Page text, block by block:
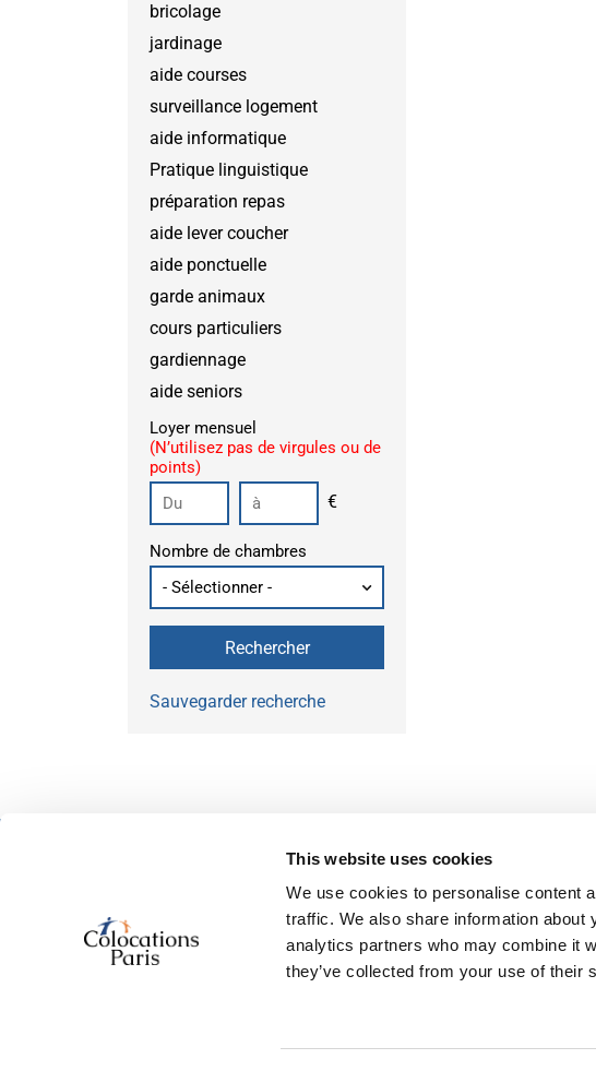
This website uses cookies
We use cookies to personalise content
traffic. We also share information
analytics partners who may combine it
they’ve collected from your use of their
bricolage
jardinage
aide courses
surveillance logement
aide informatique
Pratique linguistique
préparation repas
aide lever coucher
aide ponctuelle
garde animaux
cours particuliers
gardiennage
aide seniors
Loyer mensuel
(N’utilisez pas de virgules ou de
points)
€
Nombre de chambres
Sauvegarder recherche
À propos des petites annonces
Ajouter récemment
À propos de nous
Guide
Favoris